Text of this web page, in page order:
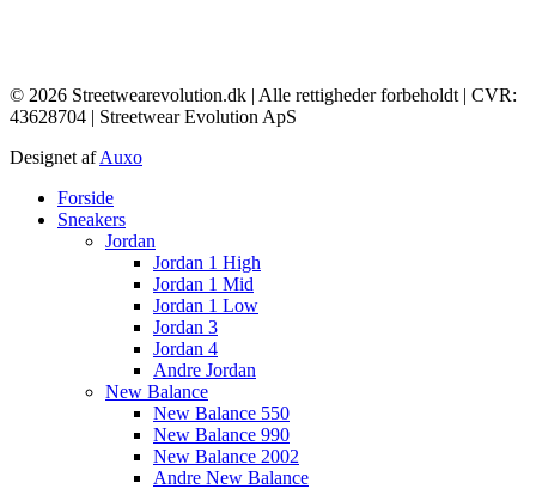
© 2026 Streetwearevolution.dk | Alle rettigheder forbeholdt | CVR:
43628704 | Streetwear Evolution ApS
Designet afAuxo
Main
Menu
Forside
Sneakers
Jordan
Jordan 1 High
Jordan 1 Mid
Jordan 1 Low
Jordan 3
Jordan 4
Andre Jordan
New Balance
New Balance 550
New Balance 990
New Balance 2002
Andre New Balance